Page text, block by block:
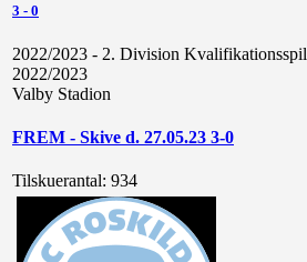
3 - 0
2022/2023 - 2. Division Kvalifikationsspil
2022/2023
Valby Stadion
FREM - Skive d. 27.05.23 3-0
Tilskuerantal: 934